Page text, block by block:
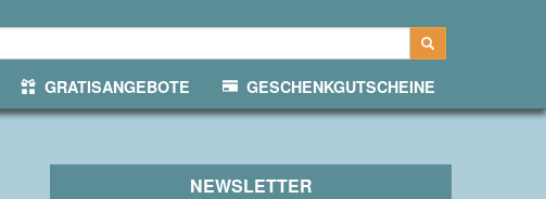
GRATISANGEBOTE GESCHENKGUTSCHEINE
NEWSLETTER